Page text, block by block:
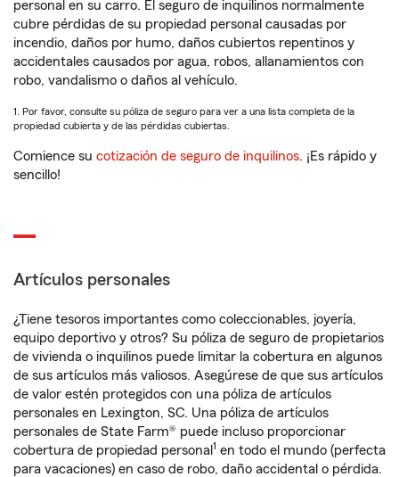
personal en su carro. El seguro de inquilinos normalmente
cubre pérdidas de su propiedad personal causadas por
incendio, daños por humo, daños cubiertos repentinos y
accidentales causados por agua, robos, allanamientos con
robo, vandalismo o daños al vehículo.
1. Por favor, consulte su póliza de seguro para ver a una lista completa de la
propiedad cubierta y de las pérdidas cubiertas.
Comience su cotización de seguro de inquilinos. ¡Es rápido y
sencillo!
Artículos personales
¿Tiene tesoros importantes como coleccionables, joyería,
equipo deportivo y otros? Su póliza de seguro de propietarios
de vivienda o inquilinos puede limitar la cobertura en algunos
de sus artículos más valiosos. Asegúrese de que sus artículos
de valor estén protegidos con una póliza de artículos
personales en Lexington, SC. Una póliza de artículos
personales de State Farm® puede incluso proporcionar
cobertura de propiedad personal 1 en todo el mundo (perfecta
para vacaciones) en caso de robo, daño accidental o pérdida.